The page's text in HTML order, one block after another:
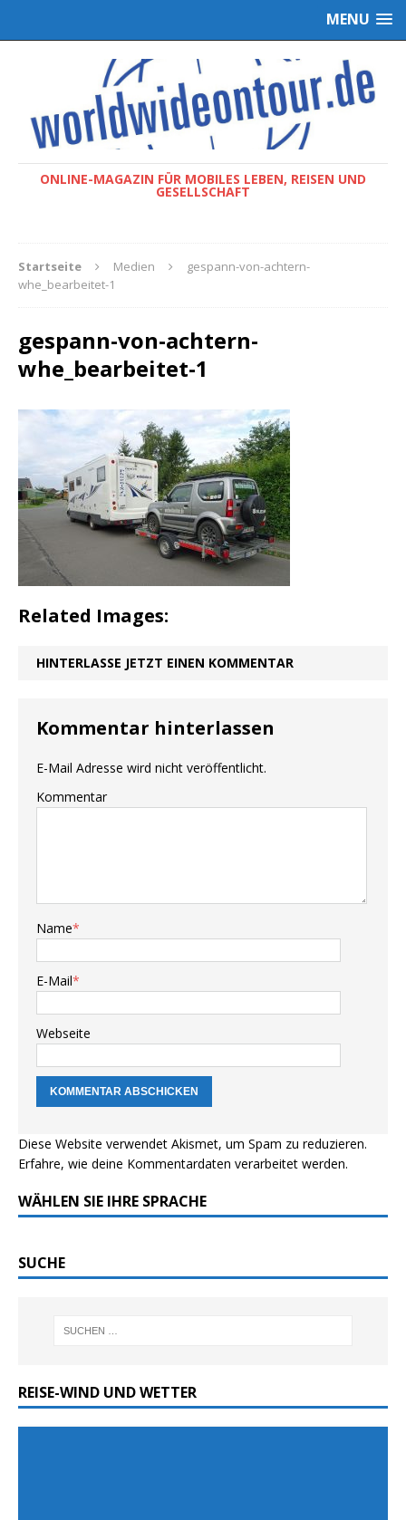
MENU
ONLINE-MAGAZIN FÜR MOBILES LEBEN, REISEN UND
GESELLSCHAFT
Startseite Medien
gespann-von-achtern-
whe_bearbeitet-1
gespann-von-achtern-
whe_bearbeitet-1
Related Images:
HINTERLASSE JETZT EINEN KOMMENTAR
Kommentar hinterlassen
E-Mail Adresse wird nicht veröffentlicht.
Kommentar
Name*
E-Mail*
Webseite
Diese Website verwendet Akismet, um Spam zu reduzieren.
Erfahre, wie deine Kommentardaten verarbeitet werden.
WÄHLEN SIE IHRE SPRACHE
SUCHE
REISE-WIND UND WETTER